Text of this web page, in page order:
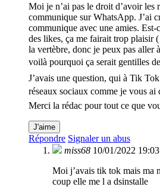
Moi je n’ai pas le droit d’avoir les
communique sur WhatsApp. J’ai
communique avec une amies.
des likes, ça me fairait trop plaisir
la vertèbre, donc je peux pas aller
voilà pourquoi ça serait gentilles
J’avais une question, qui à Tik
réseaux sociaux comme je vous
Merci la rédac pour tout ce que
J'aime
Répondre Signaler un abus
miss68 10/01/2022 19:03
Moi j’avais tik tok mais ma
coup elle me l a dsinstalle